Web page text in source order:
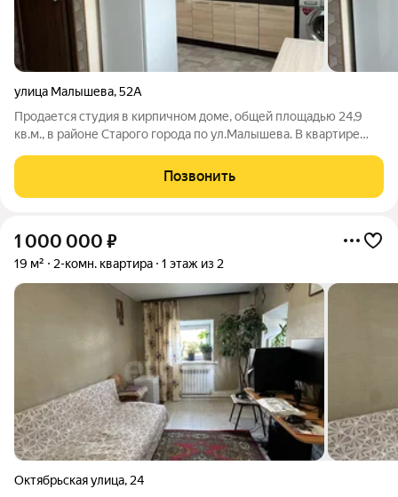
улица Малышева,52А
Продается студия в кирпичном доме, общей площадью 24,9
кв.м., в районе Старого города по ул.Малышева. В квартире
натяжной потолок, санузел в кафеле. Также установлены
счетчики на воду и свет, новая
Позвонить
1 000 000 ₽
19 м² 2-комн. квартира 1 этаж из 2
Октябрьская улица, 24